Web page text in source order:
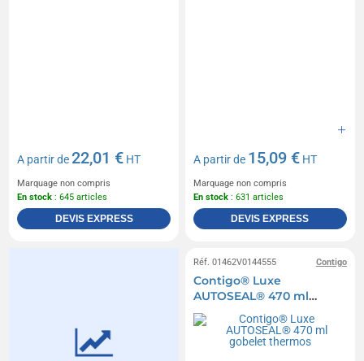
A partir de22,01 € HT
Marquage non compris
En stock : 645 articles
DEVIS EXPRESS
A partir de 15,09 € HT
Marquage non compris
En stock : 631 articles
DEVIS EXPRESS
Contigo
Réf. 01462V0144555
Contigo® Luxe
AUTOSEAL® 470 ml
gobelet thermos